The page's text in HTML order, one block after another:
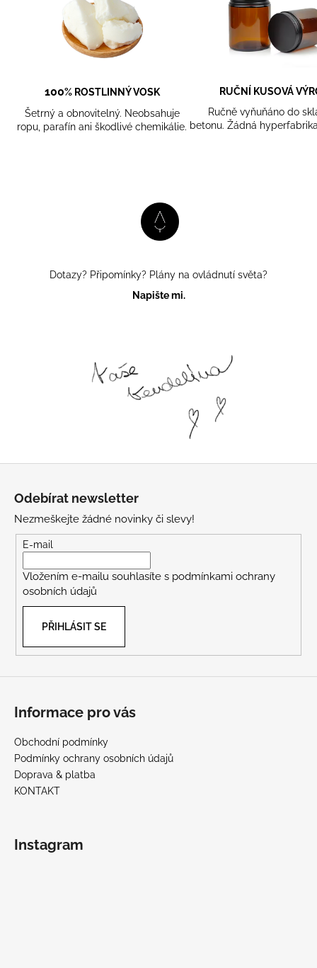
100% ROSTLINNÝ VOSK
Šetrný a obnovitelný. Neobsahuje
ropu, parafín ani škodlivé chemikálie.
RUČNÍ KUSOVÁ
Ručně vyňuňáno do
betonu. Žádná
Dotazy? Připomínky? Plány na ovládnutí světa?
Napište mi.
Odebírat newsletter
Nezmeškejte žádné novinky či slevy!
E-mail
Vložením e-mailu souhlasíte s podmínkami ochrany
osobních údajů
PŘIHLÁSIT SE
Informace pro vás
Obchodní podmínky
Podmínky ochrany osobních údajů
Doprava & platba
KONTAKT
Instagram